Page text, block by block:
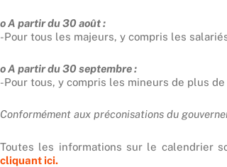
o A partir du 30 août :
-Pour tous les majeurs, y compris les
o A partir du 30 septembre :
-Pour tous, y compris les mineurs de plus de
Conformément aux préconisations du
Toutes les informations sur le calendrier
cliquant ici.